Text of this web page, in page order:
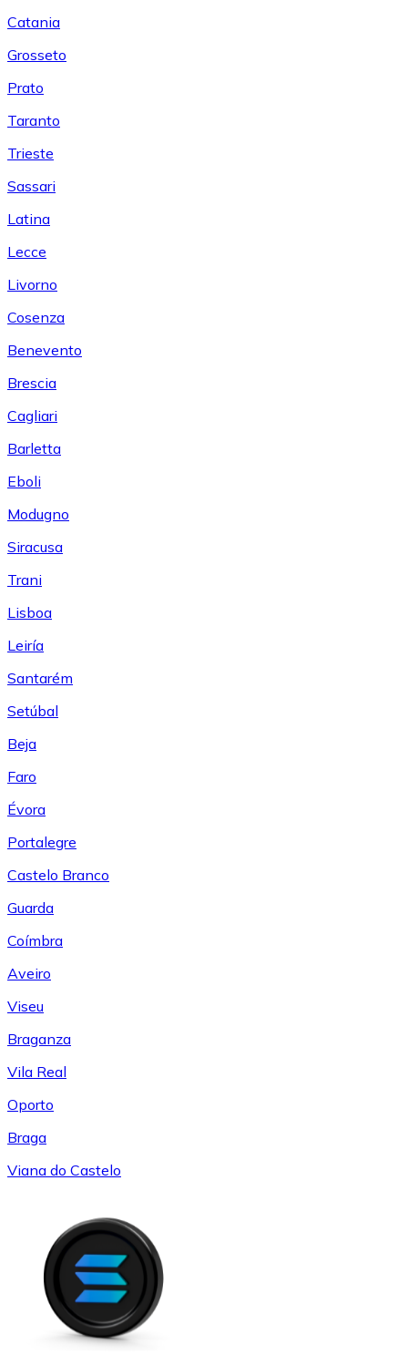
Catania
Grosseto
Prato
Taranto
Trieste
Sassari
Latina
Lecce
Livorno
Cosenza
Benevento
Brescia
Cagliari
Barletta
Eboli
Modugno
Siracusa
Trani
Lisboa
Leiría
Santarém
Setúbal
Beja
Faro
Évora
Portalegre
Castelo Branco
Guarda
Coímbra
Aveiro
Viseu
Braganza
Vila Real
Oporto
Braga
Viana do Castelo